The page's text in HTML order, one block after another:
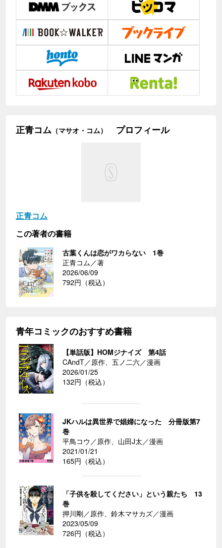
正青コム （マサオ・コム） プロフィール
正青コム
この著者の書籍
古葉くんは恋がワカらない 1巻
正青コム／著
2026/06/09
792円（税込）
青年コミックのおすすめ書籍
【単話版】HOMジナイズ 第4話
CAndT／原作、五ノ二六／漫画
2026/01/25
132円（税込）
JKハルは異世界で娼婦になった 分冊版第7
巻
平鳥コウ／原作、山田J太／漫画
2021/01/21
165円（税込）
「子供を殺してください」という親たち 13
巻
押川剛／原作、鈴木マサカズ／漫画
2023/05/09
726円（税込）